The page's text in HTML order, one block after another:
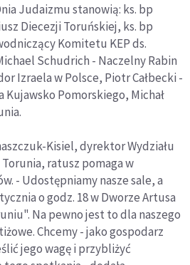
Judaizmu stanowią: ks. bp
Diecezji Toruńskiej, ks. bp
Komitetu KEP ds.
Schudrich - Naczelny Rabin
Izraela w Polsce, Piotr Całbecki -
Kujawsko Pomorskiego, Michał
Kisiel, dyrektor Wydziału
ratusz pomaga w
- Udostępniamy nasze sale, a
o godz. 18 w Dworze Artusa
Na pewno jest to dla naszego
Chcemy - jako gospodarz
jego wagę i przybliżyć